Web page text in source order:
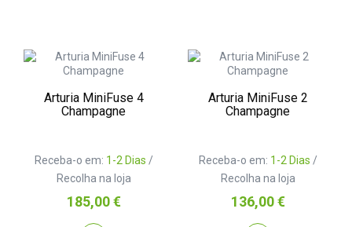
Arturia MiniFuse 4
Champagne
Receba-o em: 1-2 Dias /
Recolha na loja
Preço
185,00 €
Arturia MiniFuse 2
Champagne
Receba-o em: 1-2 Dias /
Recolha na loja
Preço
136,00 €